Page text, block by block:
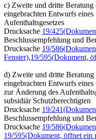
c) Zweite und dritte
eingebrachten Entwurfs
Aufenthaltsgesetzes
Drucksache 19/425
Beschlussempfehlung und
Drucksache 19/586
Fenster),19/595(Dokument,
d) Zweite und dritte
eingebrachten Entwurfs eines
zur Änderung des
subsidiär Schutzberechtigten
Drucksache 19/241
Beschlussempfehlung und
Drucksache 19/586
19/595(Dokument, öffnet ein